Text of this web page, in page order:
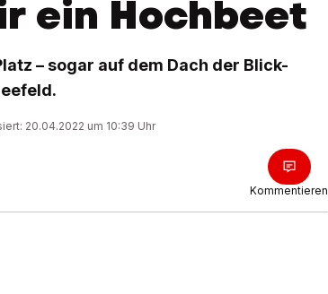
ein Hochbeet
– sogar auf dem Dach der Blick-
20.04.2022 um 10:39 Uhr
Kommentieren